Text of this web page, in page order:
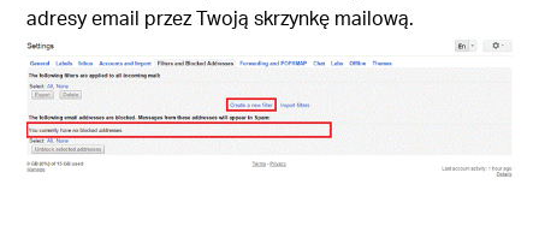
adresy email przez Twoją skrzynkę mailową.